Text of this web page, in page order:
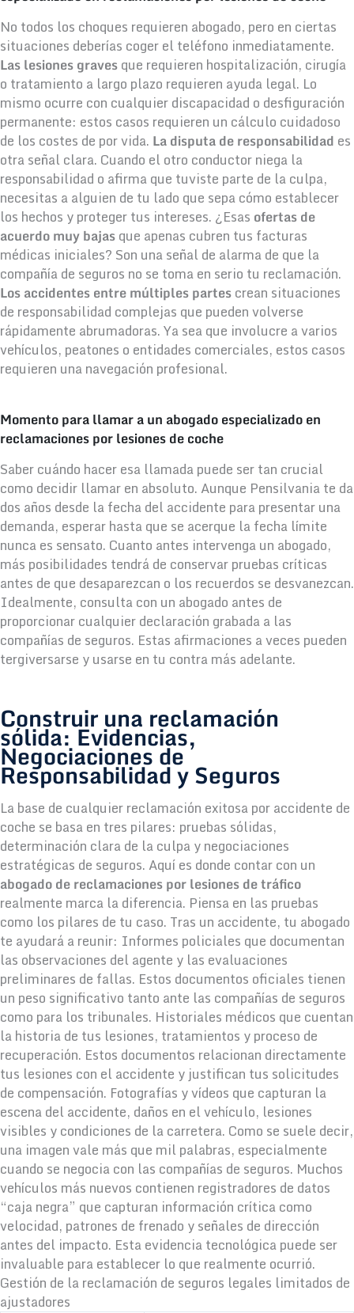
No todos los choques requieren abogado, pero en ciertas
situaciones deberías coger el teléfono inmediatamente.
Las lesiones gravesque requieren hospitalización, cirugía
o tratamiento a largo plazo requieren ayuda legal. Lo
mismo ocurre con cualquier discapacidad o desfiguración
permanente: estos casos requieren un cálculo cuidadoso
de los costes de por vida. La disputa de responsabilidad es
otra señal clara. Cuando el otro conductor niega la
responsabilidad o afirma que tuviste parte de la culpa,
necesitas a alguien de tu lado que sepa cómo establecer
los hechos y proteger tus intereses. ¿Esas ofertas de
acuerdo muy bajasque apenas cubren tus facturas
médicas iniciales? Son una señal de alarma de que la
compañía de seguros no se toma en serio tu reclamación.
Los accidentes entre múltiples partescrean situaciones
de responsabilidad complejas que pueden volverse
rápidamente abrumadoras. Ya sea que involucre a varios
vehículos, peatones o entidades comerciales, estos casos
requieren una navegación profesional.
Momento para llamar a un abogado especializado en
reclamaciones por lesiones de coche
Saber cuándo hacer esa llamada puede ser tan crucial
como decidir llamar en absoluto. Aunque Pensilvania te da
dos años desde la fecha del accidente para presentar una
demanda, esperar hasta que se acerque la fecha límite
nunca es sensato. Cuanto antes intervenga un abogado,
más posibilidades tendrá de conservar pruebas críticas
antes de que desaparezcan o los recuerdos se desvanezcan.
Idealmente, consulta con un abogado antes de
proporcionar cualquier declaración grabada a las
compañías de seguros. Estas afirmaciones a veces pueden
tergiversarse y usarse en tu contra más adelante.
Construir una reclamación
sólida: Evidencias,
Negociaciones de
Responsabilidad y Seguros
La base de cualquier reclamación exitosa por accidente de
coche se basa en tres pilares: pruebas sólidas,
determinación clara de la culpa y negociaciones
estratégicas de seguros. Aquí es donde contar con un
abogado de reclamaciones por lesiones de tráfico
realmente marca la diferencia. Piensa en las pruebas
como los pilares de tu caso. Tras un accidente, tu abogado
te ayudará a reunir: Informes policiales que documentan
las observaciones del agente y las evaluaciones
preliminares de fallas. Estos documentos oficiales tienen
un peso significativo tanto ante las compañías de seguros
como para los tribunales. Historiales médicos que cuentan
la historia de tus lesiones, tratamientos y proceso de
recuperación. Estos documentos relacionan directamente
tus lesiones con el accidente y justifican tus solicitudes
de compensación. Fotografías y vídeos que capturan la
escena del accidente, daños en el vehículo, lesiones
visibles y condiciones de la carretera. Como se suele decir,
una imagen vale más que mil palabras, especialmente
cuando se negocia con las compañías de seguros. Muchos
vehículos más nuevos contienen registradores de datos
“caja negra” que capturan información crítica como
velocidad, patrones de frenado y señales de dirección
antes del impacto. Esta evidencia tecnológica puede ser
invaluable para establecer lo que realmente ocurrió.
Gestión de la reclamación de seguros legales limitados de
ajustadores